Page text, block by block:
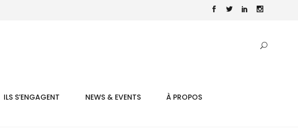
ILS S’ENGAGENT NEWS & EVENTS À PROPOS